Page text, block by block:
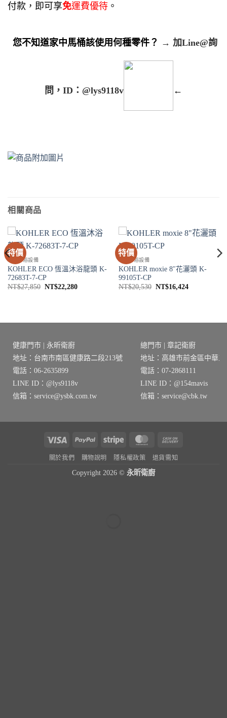
付款， 即可享免運費優待 。
您不知道家中馬桶該使用何種零件？ → 加Line@詢
問，ID：@lys9118v ←
相關商品
特價
SPA淋浴設備
KOHLER ECO 恆溫沐浴龍頭 K-
72683T-7-CP
NT$27,850 原
NT$22,280目
特價
SPA淋浴設備
KOHLER moxie 8″花灑頭 K-
99105T-CP
NT$20,530 原
NT$16,424目
健康門市 | 永昕衛廚
地址：台南市南區健康路二段213號
電話：06-2635899
LINE ID：@lys9118v
信箱：service@ysbk.com.tw
總門市 | 章記衛廚
地址：高雄市前金區中華三
電話：07-2868111
LINE ID：@154mavis
信箱：service@cbk.tw
Visa PayPal Stripe MasterCard
關於我們 購物說明 隱私權政策 退貨需知
Copyright 2026 © 永昕衛廚